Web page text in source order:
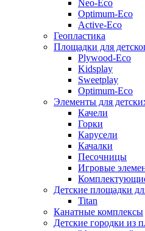
Neo-Eco
Оptimum-Еco
Active-Eco
Геопластика
Площадки для
Plywood-Eco
Kidsplay
Sweetplay
Оptimum-Еco
Элементы для
Качели
Горки
Карусели
Качалки
Песочницы
Игровые
Детские площадки
Titan
Канатные комплексы
Детские городки из